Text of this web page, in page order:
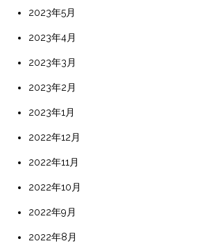
2023年5月
2023年4月
2023年3月
2023年2月
2023年1月
2022年12月
2022年11月
2022年10月
2022年9月
2022年8月